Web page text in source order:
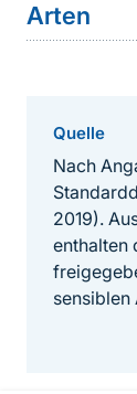
Arten
Quelle
Nach
2019).
enthalten
sensiblen